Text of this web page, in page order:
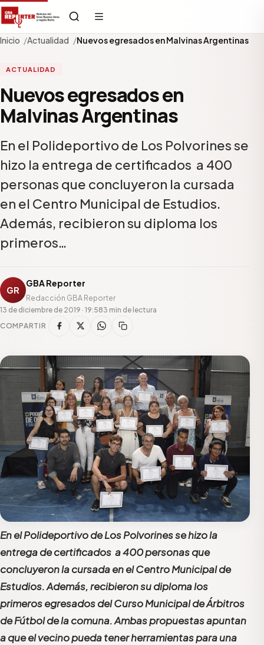
Inicio Actualidad Nuevos egresados en Malvinas Argentinas
ACTUALIDAD
Nuevos egresados en
Malvinas Argentinas
En el Polideportivo de Los Polvorines se
hizo la entrega de certificados a 400
personas que concluyeron la cursada
en el Centro Municipal de Estudios.
Además, recibieron su diploma los
primeros…
GR
GBA Reporter
Redacción GBA Reporter
13 de diciembre de 2019 · 19:583 min de lectura
COMPARTIR
En el Polideportivo de Los Polvorines se hizo la
entrega de certificados a 400 personas que
concluyeron la cursada en el Centro Municipal de
Estudios. Además, recibieron su diploma los
primeros egresados del Curso Municipal de Árbitros
de Fútbol de la comuna. Ambas propuestas apuntan
a que el vecino pueda tener herramientas parauna